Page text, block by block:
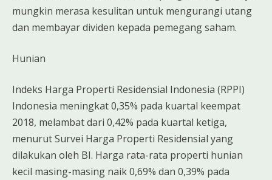
mungkin merasa kesulitan untuk mengurangi utang
dan membayar dividen kepada pemegang saham.
Hunian
Indeks Harga Properti Residensial Indonesia (RPPI)
Indonesia meningkat 0,35% pada kuartal keempat
2018, melambat dari 0,42% pada kuartal ketiga,
menurut Survei Harga Properti Residensial yang
dilakukan oleh BI. Harga rata-rata properti hunian
kecil masing-masing naik 0,69% dan 0,39% pada